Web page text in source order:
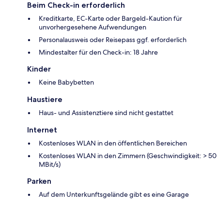
Beim Check-in erforderlich
Kreditkarte, EC-Karte oder Bargeld-Kaution für
unvorhergesehene Aufwendungen
Personalausweis oder Reisepass ggf. erforderlich
Mindestalter für den Check-in: 18 Jahre
Kinder
Keine Babybetten
Haustiere
Haus- und Assistenztiere sind nicht gestattet
Internet
Kostenloses WLAN in den öffentlichen Bereichen
Kostenloses WLAN in den Zimmern (Geschwindigkeit: > 50
MBit/s)
Parken
Auf dem Unterkunftsgelände gibt es eine Garage